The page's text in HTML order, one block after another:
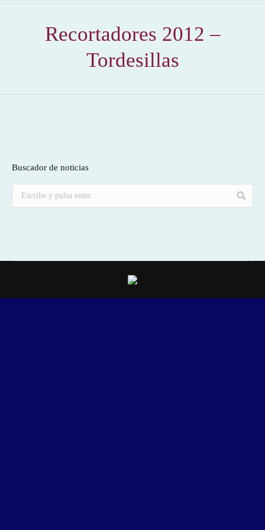
Recortadores 2012 –
Tordesillas
Buscador de noticias